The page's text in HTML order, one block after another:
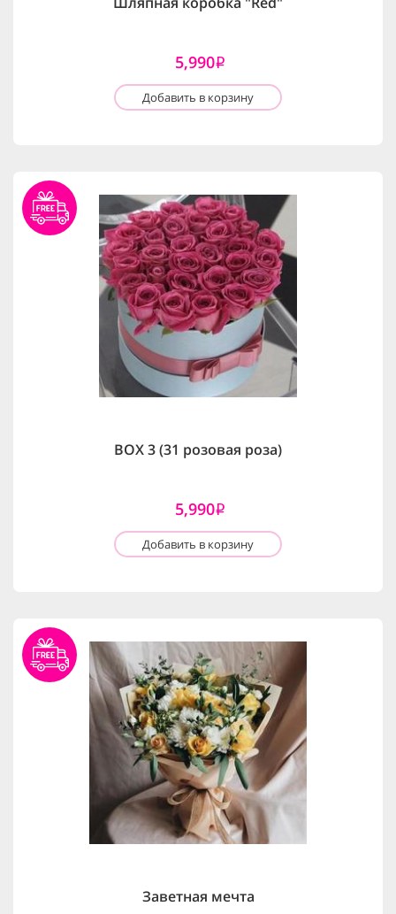
5,990i
Добавить в корзину
BOX 3 (31 розовая роза)
5,990i
Добавить в корзину
Заветная мечта